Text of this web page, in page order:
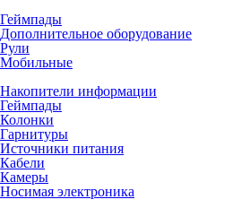
Геймпады
Дополнительное оборудование
Рули
Мобильные
Накопители информации
Геймпады
Колонки
Гарнитуры
Источники питания
Кабели
Камеры
Носимая электроника